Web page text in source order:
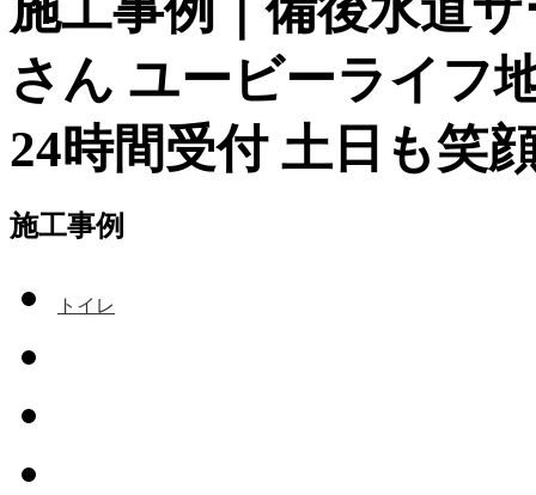
さん ユービーライフ
24時間受付 土日も笑
施工事例
トイレ